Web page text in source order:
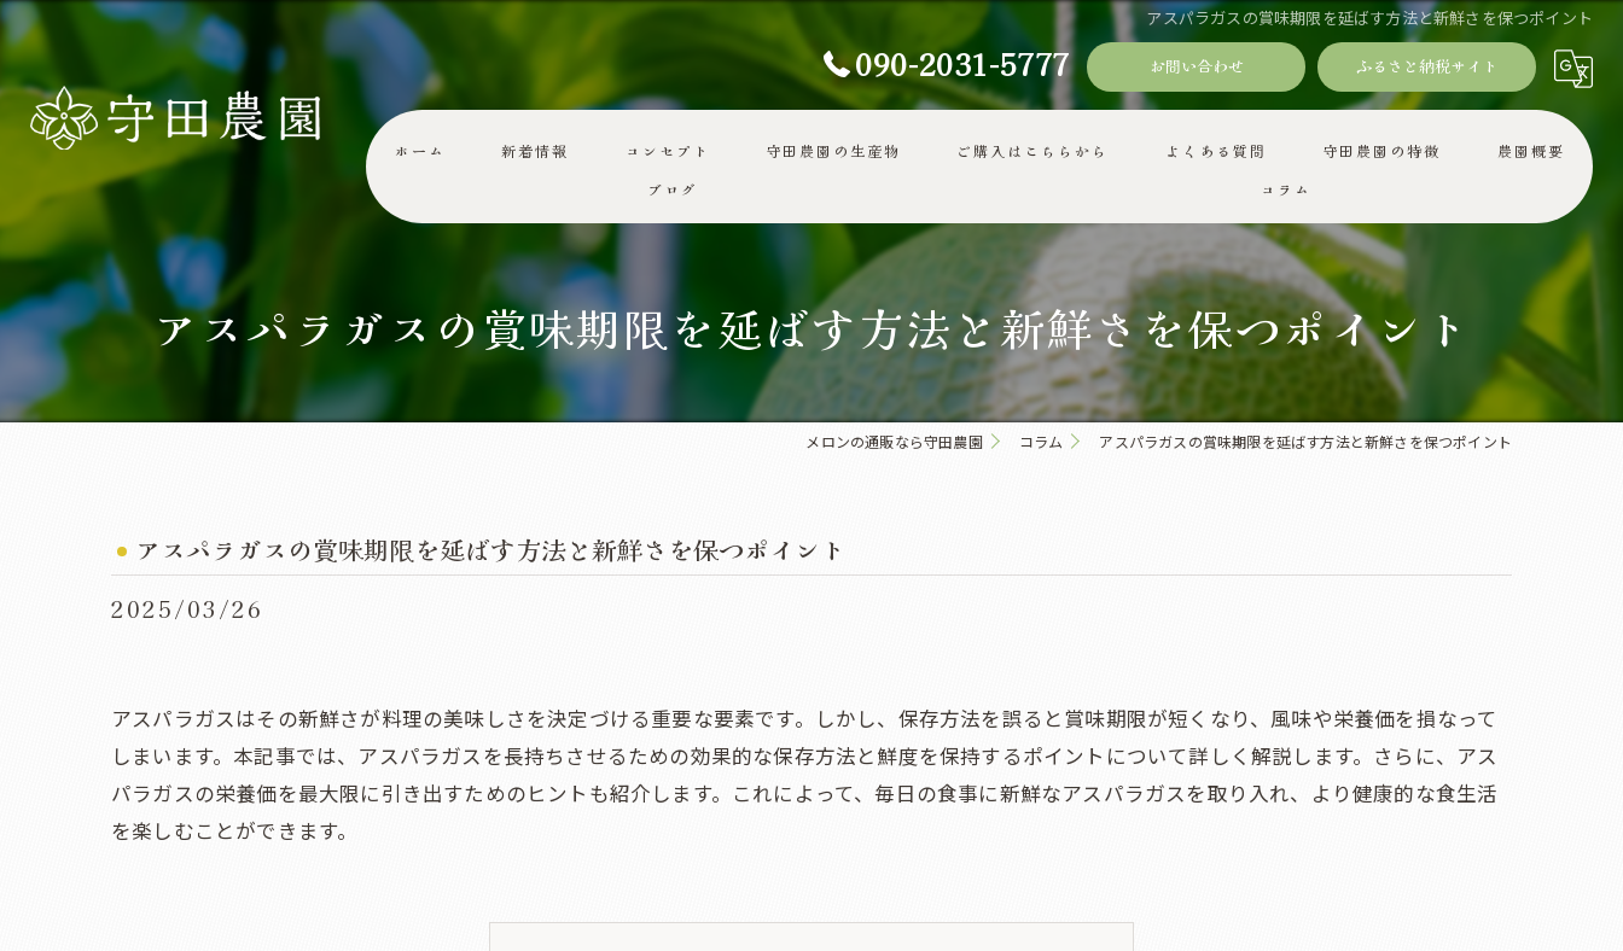
アスパラガスの賞味期限を延ばす方法と新鮮さを保つポイント
090-2031-5777 お問い合わせ ふるさと納税サイト
ホーム 新着情報 コンセプト
代表あいさつ
守田農園の生産物 ご購入はこちらから よくある質問 守田農園の特徴
ギフト
減農薬
産地直送
お取り寄せ
農園概要
ブログ
コラム
アスパラガスの賞味期限を延ばす方法と新鮮さを保つポイント
メロンの通販なら守田農園 コラム アスパラガスの賞味期限を延ばす方法と新鮮さを保つポイント
アスパラガスの賞味期限を延ばす方法と新鮮さを保つポイント
2025/03/26
アスパラガスはその新鮮さが料理の美味しさを決定づける重要な要素です。しかし、保存方法を誤ると賞味期限が短くなり、風味や栄養価を損なって
しまいます。本記事では、アスパラガスを長持ちさせるための効果的な保存方法と鮮度を保持するポイントについて詳しく解説します。さらに、アス
パラガスの栄養価を最大限に引き出すためのヒントも紹介します。これによって、毎日の食事に新鮮なアスパラガスを取り入れ、より健康的な食生活
を楽しむことができます。